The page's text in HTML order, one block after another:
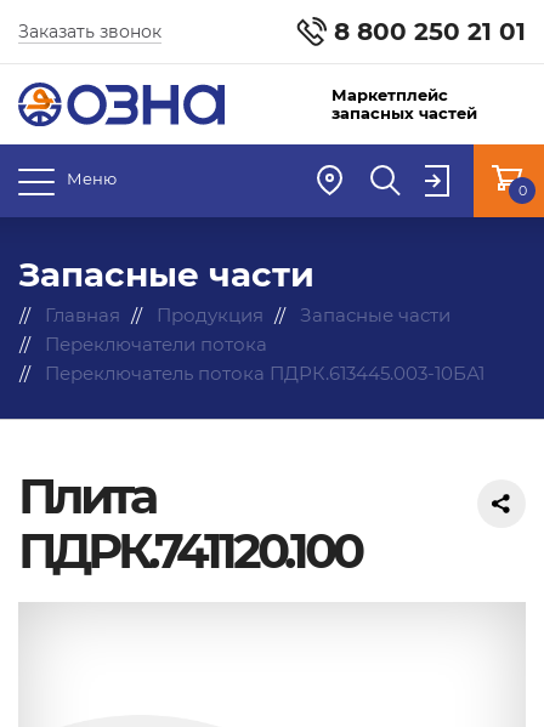
8 800 250 21 01
Заказать звонок
Маркетплейс
запасных частей
Меню
0
Запасные части
Главная Продукция
Запасные части
Переключатели потока
Переключатель потока ПДРК.613445.003-10БА1
Плита
ПДРК.741120.100